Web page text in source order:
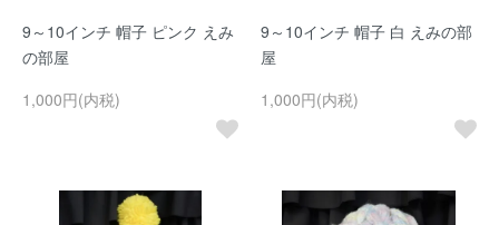
9～10インチ 帽子 ピンク えみ
の部屋
1,000円(内税)
9～10インチ 帽子 白 えみの部
屋
1,000円(内税)